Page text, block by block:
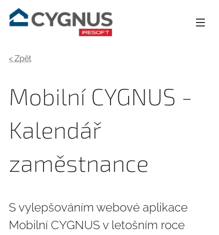
< Zpět
Mobilní CYGNUS -
Kalendář
zaměstnance
S vylepšováním webové aplikace
Mobilní CYGNUS v letošním roce